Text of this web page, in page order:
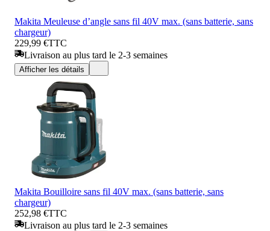
Makita Meuleuse d’angle sans fil 40V max. (sans batterie, sans
chargeur)
229,99 €TTC
Livraison au plus tard le 2-3 semaines
Afficher les détails
Makita Bouilloire sans fil 40V max. (sans batterie, sans
chargeur)
252,98 €TTC
Livraison au plus tard le 2-3 semaines